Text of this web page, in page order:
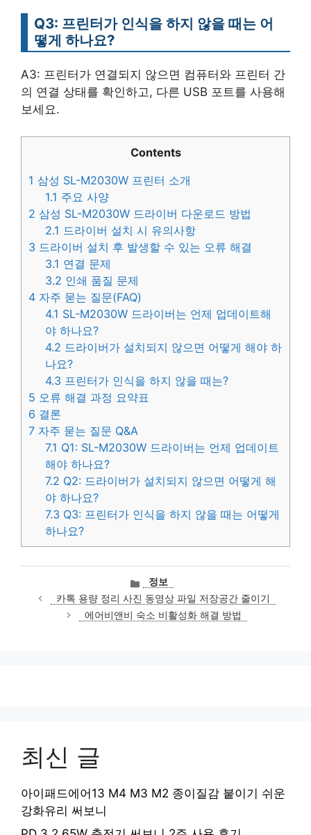
Q3: 프린터가 인식을 하지 않을 때는 어
떻게 하나요?
A3: 프린터가 연결되지 않으면 컴퓨터와 프린터 간
의 연결 상태를 확인하고, 다른 USB 포트를 사용해
보세요.
Contents
1 삼성 SL-M2030W 프린터 소개
1.1 주요 사양
2 삼성 SL-M2030W 드라이버 다운로드 방법
2.1 드라이버 설치 시 유의사항
3 드라이버 설치 후 발생할 수 있는 오류 해결
3.1 연결 문제
3.2 인쇄 품질 문제
4 자주 묻는 질문(FAQ)
4.1 SL-M2030W 드라이버는 언제 업데이트해
야 하나요?
4.2 드라이버가 설치되지 않으면 어떻게 해야 하
나요?
4.3 프린터가 인식을 하지 않을 때는?
5 오류 해결 과정 요약표
6 결론
7 자주 묻는 질문 Q&A
7.1 Q1: SL-M2030W 드라이버는 언제 업데이트
해야 하나요?
7.2 Q2: 드라이버가 설치되지 않으면 어떻게 해
야 하나요?
7.3 Q3: 프린터가 인식을 하지 않을 때는 어떻게
하나요?
카
테
고
리
정보
카톡 용량 정리 사진 동영상 파일 저장공간 줄이기
에어비앤비 숙소 비활성화 해결 방법
최신 글
아이패드에어13 M4 M3 M2 종이질감 붙이기 쉬운
강화유리 써보니